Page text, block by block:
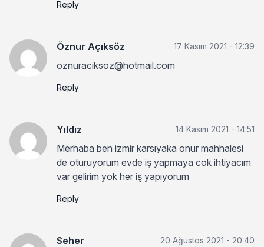
Reply
Öznur Açıksöz 17 Kasım 2021 - 12:39
oznuraciksoz@hotmail.com
Reply
Yıldız 14 Kasım 2021 - 14:51
Merhaba ben izmir karsıyaka onur mahhalesi
de oturuyorum evde iş yapmaya cok ihtiyacım
var gelirim yok her iş yapıyorum
Reply
Seher 20 Ağustos 2021 - 20:40